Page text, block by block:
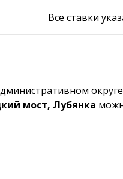
Все ставки
округе
мост, Лубянка